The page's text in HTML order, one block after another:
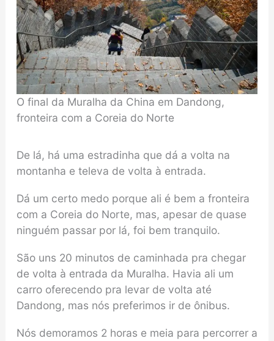
O final da Muralha da China em Dandong,
fronteira com a Coreia do Norte
De lá, há uma estradinha que dá a volta na
montanha e televa de volta à entrada.
Dá um certo medo porque ali é bem a fronteira
com a Coreia do Norte, mas, apesar de quase
ninguém passar por lá, foi bem tranquilo.
São uns 20 minutos de caminhada pra chegar
de volta à entrada da Muralha. Havia ali um
carro oferecendo pra levar de volta até
Dandong, mas nós preferimos ir de ônibus.
Nós demoramos 2 horas e meia para percorrer a